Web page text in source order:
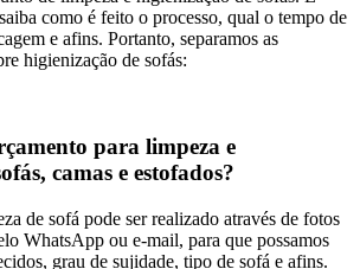
como é feito o processo, qual o tempo de
e afins. Portanto, separamos as
higienização de sofás:
para limpeza e
camas e estofados?
de sofá pode ser realizado através de fotos
WhatsApp ou e-mail, para que possamos
grau de sujidade, tipo de sofá e afins.